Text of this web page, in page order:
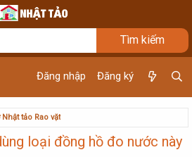
Đăng nhập Đăng ký
tảo Rao vặt
loại đồng hồ đo nước này